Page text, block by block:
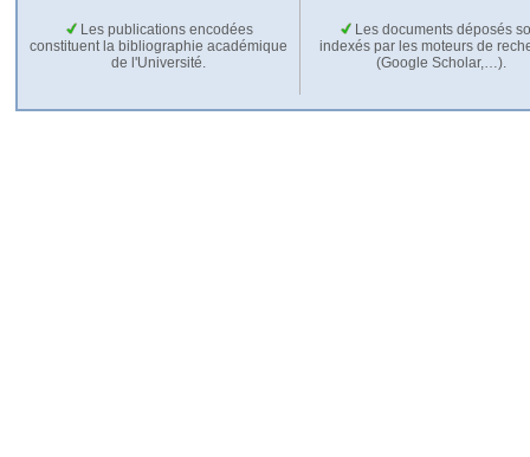
Les publications encodées
constituent la bibliographie académique
de l'Université.
Les documents déposés
indexés par les moteurs de
(Google Scholar,…).